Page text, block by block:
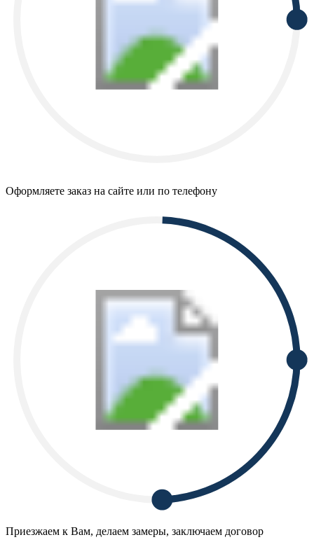
Оформляете заказ на сайте или по телефону
Приезжаем к Вам, делаем замеры, заключаем договор